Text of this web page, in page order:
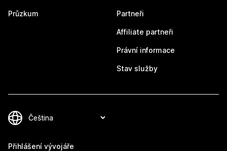
Průzkum Partneři
Affiliate partneři
Právní informace
Stav služby
Přihlášení vývojáře